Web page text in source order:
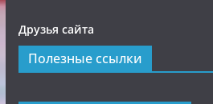
Друзья сайта
Полезные ссылки